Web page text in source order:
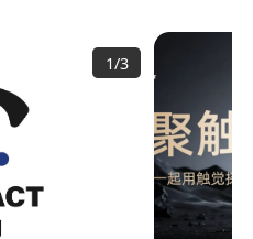
司有一定兴趣，而非去不
为香港公司，可以提供签
的资料。 •为更加接近机
地在深圳。为保证候选
要求候选人工作日常驻
1/3